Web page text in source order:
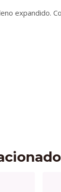
expandido.